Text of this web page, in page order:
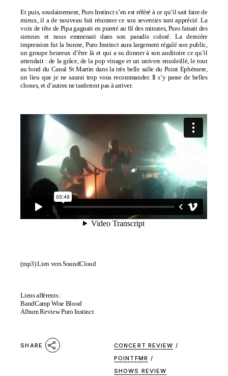
Et puis, soudainement, Puro Instinct s’en est référé à ce qu’il sait faire de
mieux, il a de nouveau fait résonner ce son seventies tant apprécié. La
voix de tête de Pipa gagnait en pureté au fil des minutes, Puro faisait des
siennes et nous emmenait dans son paradis coloré. La dernière
impression fut la bonne, Puro Instinct aura largement régalé son public,
un groupe heureux d’être là et qui a su donner à son auditoire ce qu’il
attendait : de la grâce, de la pop vinage et un univers ensoleillé, le tout
au bord du Canal St Martin dans la très belle salle du Point Ephèmere,
un lieu que je ne saurai trop vous recommander. Il s’y passe de belles
choses, et d’autres ne tarderont pas à arriver.
(mp3)Lien vers SoundCloud
Liens afférents :
BandCamp Wise Blood
Album Review Puro Instinct
SHARE CONCERT REVIEW /
POINTFMR /
SHOWS REVIEW